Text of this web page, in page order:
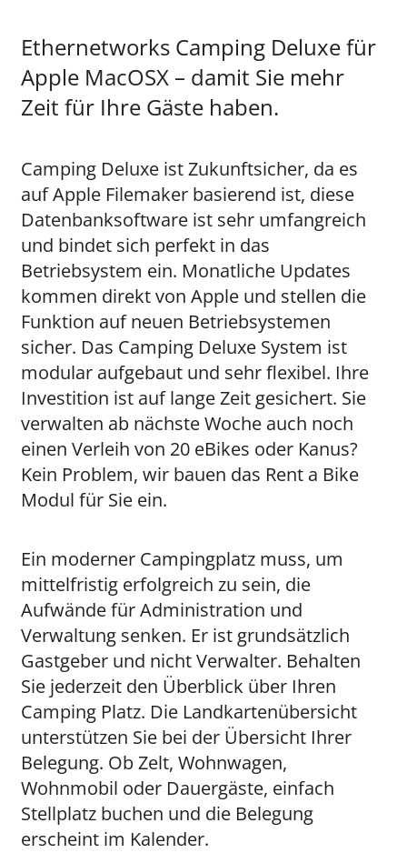
Ethernetworks Camping Deluxe für
Apple MacOSX – damit Sie mehr
Zeit für Ihre Gäste haben.
Camping Deluxe ist Zukunftsicher, da es
auf Apple Filemaker basierend ist, diese
Datenbanksoftware ist sehr umfangreich
und bindet sich perfekt in das
Betriebsystem ein. Monatliche Updates
kommen direkt von Apple und stellen die
Funktion auf neuen Betriebsystemen
sicher. Das Camping Deluxe System ist
modular aufgebaut und sehr flexibel. Ihre
Investition ist auf lange Zeit gesichert. Sie
verwalten ab nächste Woche auch noch
einen Verleih von 20 eBikes oder Kanus?
Kein Problem, wir bauen das Rent a Bike
Modul für Sie ein.
Ein moderner Campingplatz muss, um
mittelfristig erfolgreich zu sein, die
Aufwände für Administration und
Verwaltung senken. Er ist grundsätzlich
Gastgeber und nicht Verwalter. Behalten
Sie jederzeit den Überblick über Ihren
Camping Platz. Die Landkartenübersicht
unterstützen Sie bei der Übersicht Ihrer
Belegung. Ob Zelt, Wohnwagen,
Wohnmobil oder Dauergäste, einfach
Stellplatz buchen und die Belegung
erscheint im Kalender.